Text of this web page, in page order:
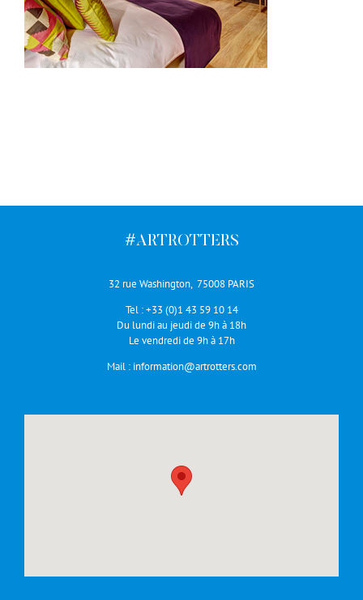
#ARTROTTERS
32 rue Washington, 75008 PARIS
Tel :+33 (0)1 43 59 10 14
Du lundi au jeudi de 9h à 18h
Le vendredi de 9h à 17h
Mail : information@artrotters.com